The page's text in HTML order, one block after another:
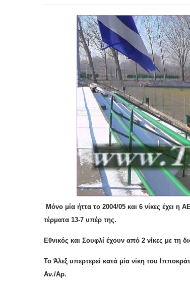
Μόνο μία ήττα το 2004/05 και 6 νίκες έχει η
τέρματα 13-7 υπέρ της.
Εθνικός και Σουφλί έχουν από 2 νίκες με τη
Το Άλεξ υπερτερεί κατά μία νίκη του
Αν./Αρ.